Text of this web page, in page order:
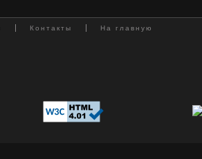
Контакты На главную